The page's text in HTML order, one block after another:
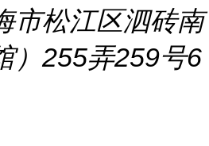
市松江区泗砖南
）255弄259号6